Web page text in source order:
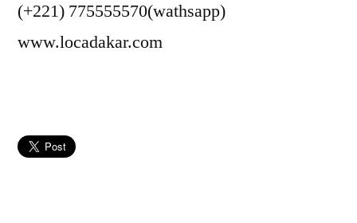
(+221) 775555570(wathsapp)
www.locadakar.com